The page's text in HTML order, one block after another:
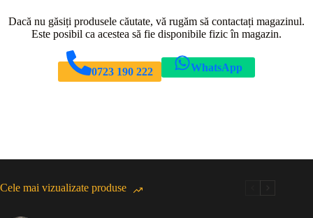
Dacă nu găsiți produsele căutate, vă rugăm să contactați magazinul.
Este posibil ca acestea să fie disponibile fizic în magazin.
0723 190 222 WhatsApp
Cele mai vizualizate produse